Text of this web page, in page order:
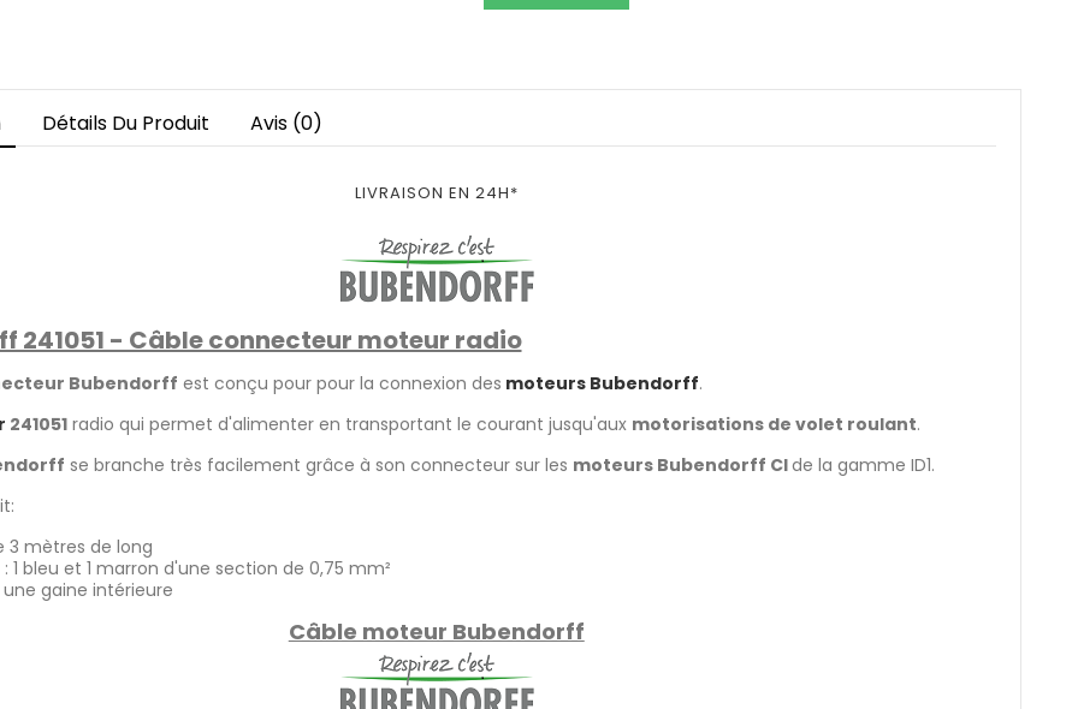
Détails Du Produit Avis (0)
LIVRAISON EN 24H*
241051 - Câble connecteur moteur radio
Bubendorff est conçu pour pour la connexion des moteurs Bubendorff.
241051radio qui permet d'alimenter en transportant le courant jusqu'aux motorisations de volet roulant.
se branche très facilement grâce à son connecteur sur les moteurs Bubendorff CIde la gamme ID1.
3 mètres de long
1 bleu et 1 marron d'une section de 0,75 mm²
gaine intérieure
Câble moteur Bubendorff